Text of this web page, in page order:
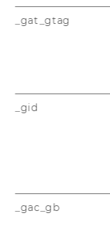
Erasmus+
expressed are
reflect those
Union nor
_gat_gtag
_gid
_gac_gb